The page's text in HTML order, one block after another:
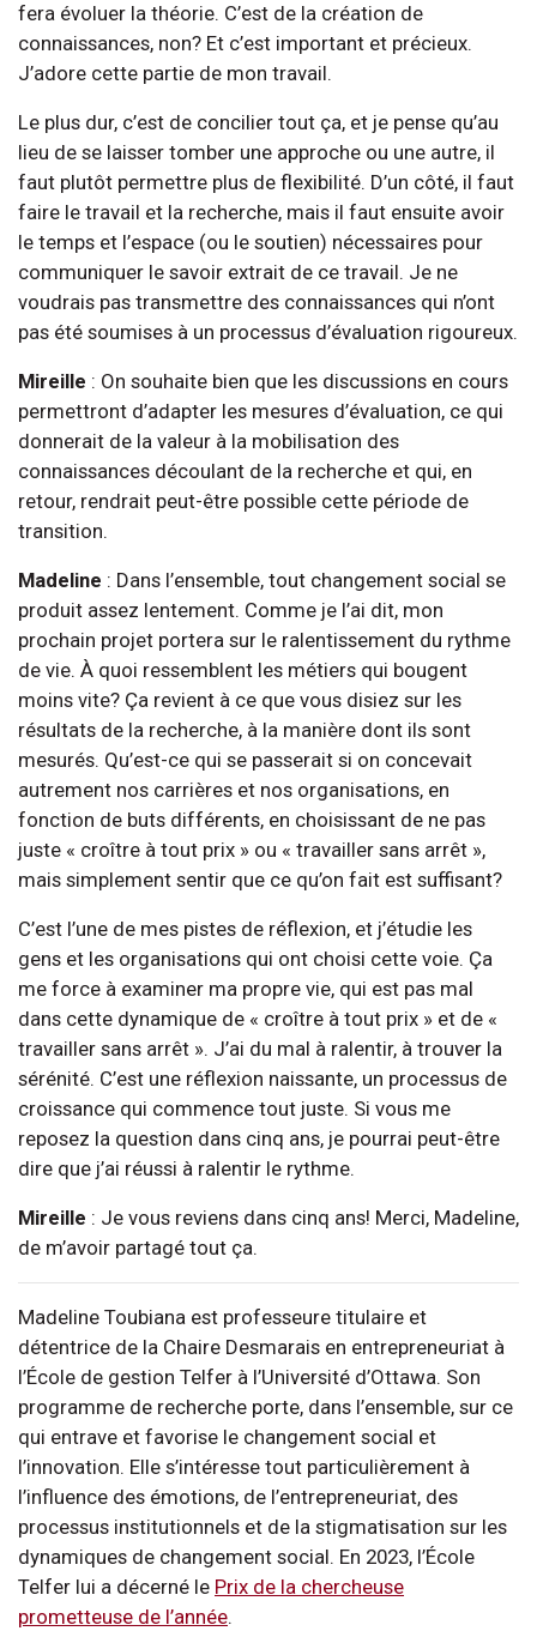
fera évoluer la théorie. C’est de la création de
connaissances, non? Et c’est important et précieux.
J’adore cette partie de mon travail.
Le plus dur, c’est de concilier tout ça, et je pense qu’au
lieu de se laisser tomber une approche ou une autre, il
faut plutôt permettre plus de flexibilité. D’un côté, il faut
faire le travail et la recherche, mais il faut ensuite avoir
le temps et l’espace (ou le soutien) nécessaires pour
communiquer le savoir extrait de ce travail. Je ne
voudrais pas transmettre des connaissances qui n’ont
pas été soumises à un processus d’évaluation rigoureux.
Mireille : On souhaite bien que les discussions en cours
permettront d’adapter les mesures d’évaluation, ce qui
donnerait de la valeur à la mobilisation des
connaissances découlant de la recherche et qui, en
retour, rendrait peut-être possible cette période de
transition.
Madeline : Dans l’ensemble, tout changement social se
produit assez lentement. Comme je l’ai dit, mon
prochain projet portera sur le ralentissement du rythme
de vie. À quoi ressemblent les métiers qui bougent
moins vite? Ça revient à ce que vous disiez sur les
résultats de la recherche, à la manière dont ils sont
mesurés. Qu’est-ce qui se passerait si on concevait
autrement nos carrières et nos organisations, en
fonction de buts différents, en choisissant de ne pas
juste « croître à tout prix » ou « travailler sans arrêt »,
mais simplement sentir que ce qu’on fait est suffisant?
C’est l’une de mes pistes de réflexion, et j’étudie les
gens et les organisations qui ont choisi cette voie. Ça
me force à examiner ma propre vie, qui est pas mal
dans cette dynamique de « croître à tout prix » et de «
travailler sans arrêt ». J’ai du mal à ralentir, à trouver la
sérénité. C’est une réflexion naissante, un processus de
croissance qui commence tout juste. Si vous me
reposez la question dans cinq ans, je pourrai peut-être
dire que j’ai réussi à ralentir le rythme.
Mireille : Je vous reviens dans cinq ans! Merci, Madeline,
de m’avoir partagé tout ça.
Madeline Toubiana est professeure titulaire et
détentrice de la Chaire Desmarais en entrepreneuriat à
l’École de gestion Telfer à l’Université d’Ottawa. Son
programme de recherche porte, dans l’ensemble, sur ce
qui entrave et favorise le changement social et
l’innovation. Elle s’intéresse tout particulièrement à
l’influence des émotions, de l’entrepreneuriat, des
processus institutionnels et de la stigmatisation sur les
dynamiques de changement social. En 2023, l’École
Telfer lui a décerné le Prix de la chercheuse
prometteuse de l’année.